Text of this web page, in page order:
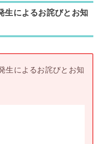
生によるお詫びとお知
生によるお詫びとお知